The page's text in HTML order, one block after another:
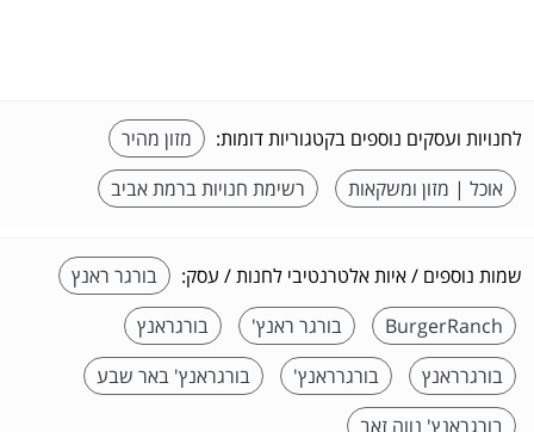
לחנויות ועסקים נוספים בקטגוריות דומות:
מזון מהיר
אוכל | מזון ומשקאות
רשימת חנויות ברמת אביב
שמות נוספים / איות אלטרנטיבי לחנות / עסק:
בורגר ראנץ
BurgerRanch
בורגר ראנץ'
בורגראנץ
בורגרראנץ
בורגרראנץ'
בורגראנץ' באר שבע
בורגראנץ' נווה זאב